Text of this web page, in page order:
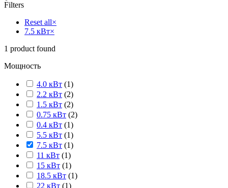
Filters
Reset all×
7.5 кВт×
1 product found
Мощность
4.0 кВт (1)
2.2 кВт (2)
1.5 кВт (2)
0.75 кВт (2)
0.4 кВт (1)
5.5 кВт (1)
7.5 кВт (1)
11 кВт (1)
15 кВт (1)
18.5 кВт (1)
22 кВт (1)